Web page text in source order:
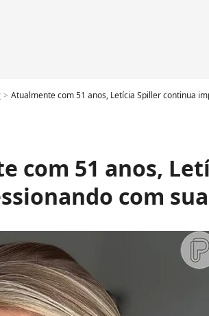
Atualmente com 51 anos, Letícia Spiller continua
com 51 anos,
com